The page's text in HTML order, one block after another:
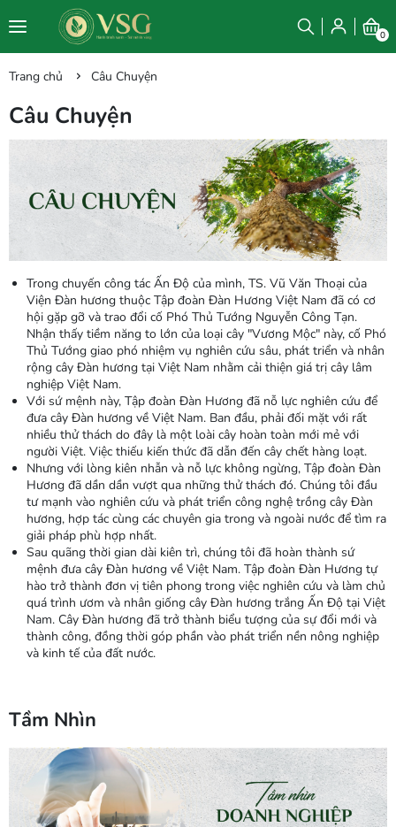
0
Trang chủ Câu Chuyện
Câu Chuyện
Trong chuyến công tác Ấn Độ của mình, TS. Vũ Văn Thoại của
Viện Đàn hương thuộc Tập đoàn Đàn Hương Việt Nam đã có cơ
hội gặp gỡ và trao đổi cố Phó Thủ Tướng Nguyễn Công Tạn.
Nhận thấy tiềm năng to lớn của loại cây "Vương Mộc" này, cố Phó
Thủ Tướng giao phó nhiệm vụ nghiên cứu sâu, phát triển và nhân
rộng cây Đàn hương tại Việt Nam nhằm cải thiện giá trị cây lâm
nghiệp Việt Nam.
Với sứ mệnh này, Tập đoàn Đàn Hương đã nỗ lực nghiên cứu để
đưa cây Đàn hương về Việt Nam. Ban đầu, phải đối mặt với rất
nhiều thử thách do đây là một loài cây hoàn toàn mới mẻ với
người Việt. Việc thiếu kiến thức đã dẫn đến cây chết hàng loạt.
Nhưng với lòng kiên nhẫn và nỗ lực không ngừng, Tập đoàn Đàn
Hương đã dần dần vượt qua những thử thách đó. Chúng tôi đầu
tư mạnh vào nghiên cứu và phát triển công nghệ trồng cây Đàn
hương, hợp tác cùng các chuyên gia trong và ngoài nước để tìm ra
giải pháp phù hợp nhất.
Sau quãng thời gian dài kiên trì, chúng tôi đã hoàn thành sứ
mệnh đưa cây Đàn hương về Việt Nam. Tập đoàn Đàn Hương tự
hào trở thành đơn vị tiên phong trong việc nghiên cứu và làm chủ
quá trình ươm và nhân giống cây Đàn hương trắng Ấn Độ tại Việt
Nam. Cây Đàn hương đã trở thành biểu tượng của sự đổi mới và
thành công, đồng thời góp phần vào phát triển nền nông nghiệp
và kinh tế của đất nước.
Tầm Nhìn